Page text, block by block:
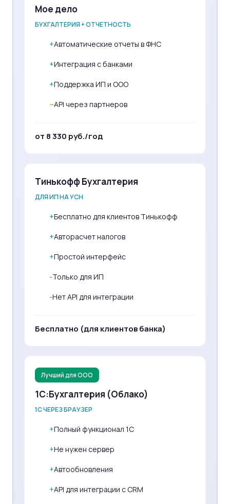
Мое дело
БУХГАЛТЕРИЯ + ОТЧЕТНОСТЬ
+Автоматические отчеты в ФНС
+Интеграция с банками
+Поддержка ИП и ООО
~API через партнеров
от 8 330 руб./год
Тинькофф Бухгалтерия
ДЛЯ ИП НА УСН
+Бесплатно для клиентов Тинькофф
+Авторасчет налогов
+Простой интерфейс
-Только для ИП
-Нет API для интеграции
Бесплатно (для клиентов банка)
Лучший для ООО
1С:Бухгалтерия (Облако)
1С ЧЕРЕЗ БРАУЗЕР
+Полный функционал 1С
+Не нужен сервер
+Автообновления
+API для интеграции с CRM